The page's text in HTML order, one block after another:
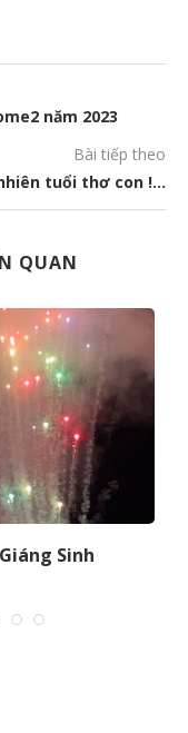
năm 2023
Bài tiếp theo
tuổi thơ con !…
QUAN
Sinh